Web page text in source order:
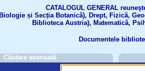
CATALOGUL GENERAL
și Secția Botanică), Drept, Fizică,
Biblioteca Austria), Matematică,
Documentele
Căutare avansată